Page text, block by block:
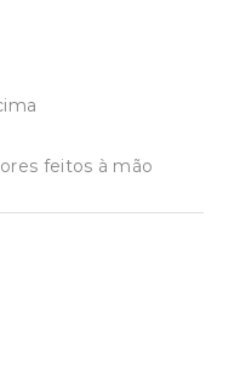
feitos à mão